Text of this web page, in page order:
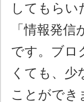
してもらい
「情報発
です。ブロ
くても、
ことができ